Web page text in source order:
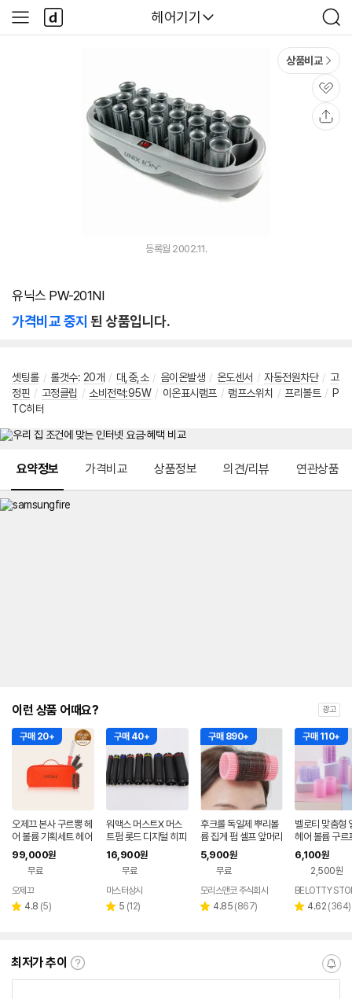
다나와
헤어기기
검
색
사
이
다
나
와
상품비교
관
심
등록월 2002.11.
유닉스 PW-201NI
가격비교 중지 된 상품입니다.
셋팅롤 / 롤갯수: 20개 / 대,중,소 / 음이온발생 / 온도센서 / 자동전원차단 / 고
정핀 / 고정클립 / 소비전력:95W / 이온표시램프 / 램프스위치 / 프리볼트 / P
TC히터
요약정보 가격비교 상품정보 의견/리뷰 연관상품
이런 상품 어때요? 광고
구매 20+
오제끄 본사 구르뽕 헤
어 볼륨 기획세트 헤어
롤 브러쉬
99,000원
무료
오제끄
별 4.8 리
(5)
구매 40+
워맥스 머스트X 머스
트펌 롯드 디지털 히피
펌 롱 숏
16,900원
무료
마스터상사
별 5 리
(12)
구매 890+
후크롤 독일제 뿌리볼
륨 집게 펌 셀프 앞머리
정수리 머리 헤어롤 뿌
리 볼륨 살리기 핀 파워
구르프
5,900원
무료
모리스앤코 주식회사
별 4.85 리
(867)
구매 110+
벨로티 맞춤형
헤어 볼륨 구르
결합으로 완성
전도 헤어롤 [
전도 헤어롤
6,100원
2,500원
BELOTTY
별 4.62 리
(364)
최저가 추이
최
알